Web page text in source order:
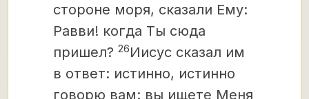
стороне моря, сказали Ему:
Равви! когда Ты сюда
пришел? 26Иисус сказал им
в ответ: истинно, истинно
говорю вам: вы ищете Меня